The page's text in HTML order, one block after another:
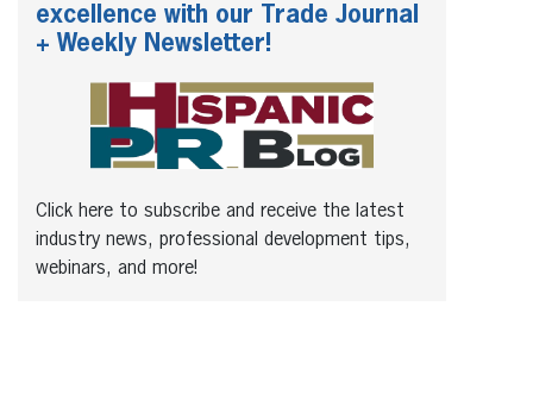
excellence with our Trade Journal
+ Weekly Newsletter!
Click here to subscribe and receive the latest
industry news, professional development tips,
webinars, and more!